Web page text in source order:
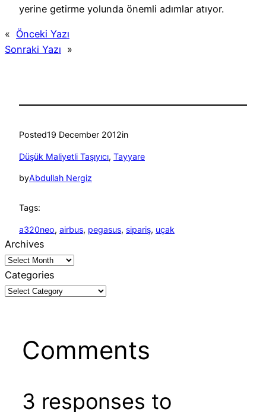
yerine getirme yolunda önemli adımlar atıyor.
« Önceki Yazı
Sonraki Yazı »
Posted19 December 2012in
Düşük Maliyetli Taşıyıcı, Tayyare
byAbdullah Nergiz
Tags:
a320neo, airbus, pegasus, sipariş, uçak
Archives
Categories
Comments
3 responses to